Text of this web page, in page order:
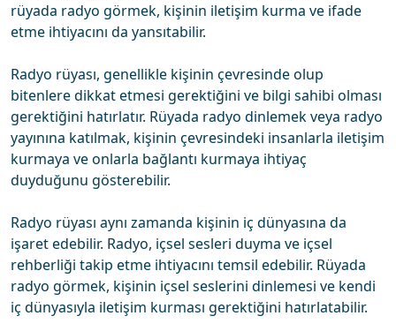
rüyada radyo görmek, kişinin iletişim kurma ve ifade
etme ihtiyacını da yansıtabilir.
Radyo rüyası, genellikle kişinin çevresinde olup
bitenlere dikkat etmesi gerektiğini ve bilgi sahibi olması
gerektiğini hatırlatır. Rüyada radyo dinlemek veya radyo
yayınına katılmak, kişinin çevresindeki insanlarla iletişim
kurmaya ve onlarla bağlantı kurmaya ihtiyaç
duyduğunu gösterebilir.
Radyo rüyası aynı zamanda kişinin iç dünyasına da
işaret edebilir. Radyo, içsel sesleri duyma ve içsel
rehberliği takip etme ihtiyacını temsil edebilir. Rüyada
radyo görmek, kişinin içsel seslerini dinlemesi ve kendi
iç dünyasıyla iletişim kurması gerektiğini hatırlatabilir.